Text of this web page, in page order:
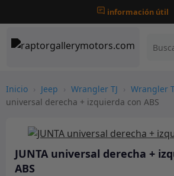
información útil
Inicio › Jeep › Wrangler TJ › Wrangler
universal derecha + izquierda con ABS
JUNTA universal derecha +
ABS